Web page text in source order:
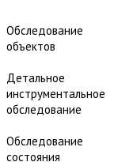
Обследование
объектов
Детальное
инструментальное
обследование
Обследование
состояния